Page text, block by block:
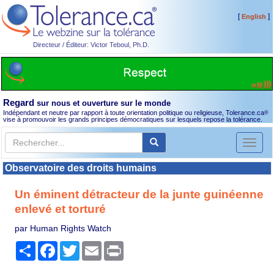
Directeur / Éditeur: Victor Teboul, Ph.D.
[English ]
Regard sur nous et ouverture sur le monde
Indépendant et neutre par rapport à toute orientation politique ou religieuse, Tolerance.ca®
vise à promouvoir les grands principes démocratiques sur lesquels repose la tolérance.
Toggle
Observatoire des droits humains
Un éminent détracteur de la junte guinéenne
enlevé et torturé
par Human Rights Watch
PartagerFacebook
TwitterEmail